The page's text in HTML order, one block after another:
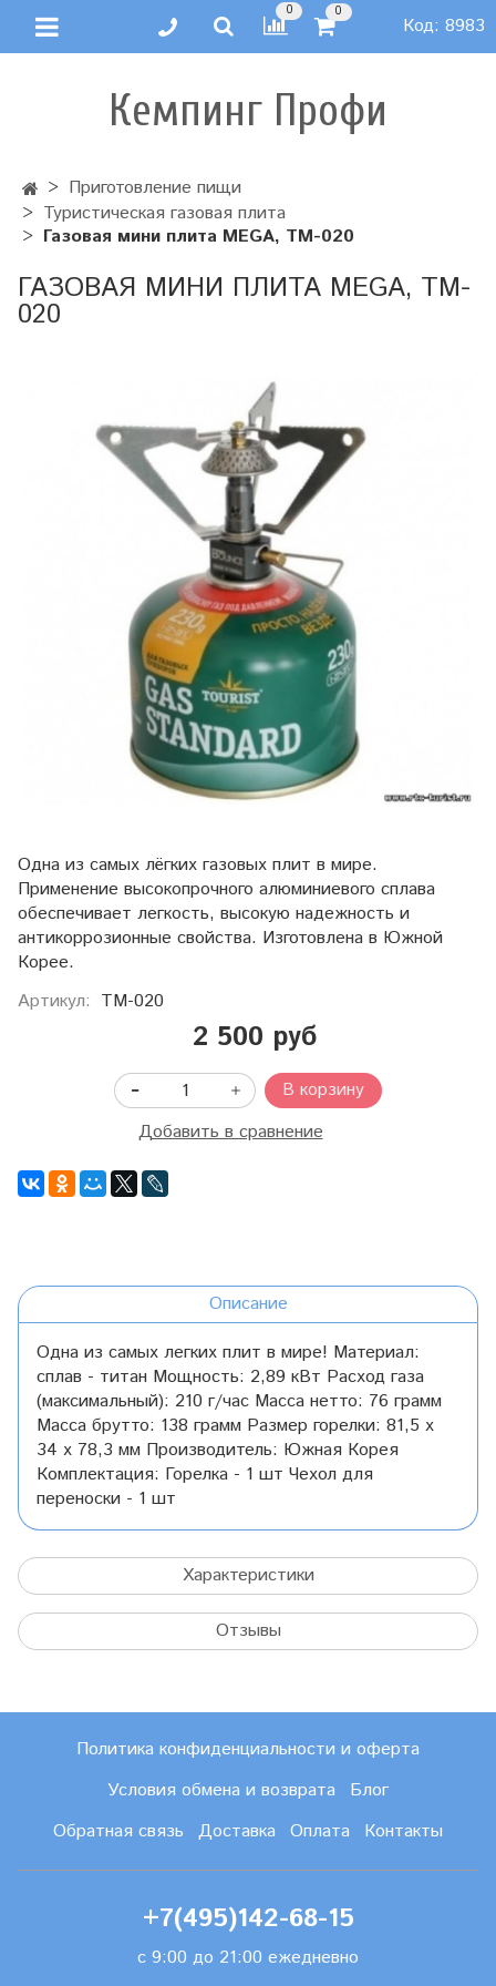
0 0
Код: 8983
Кемпинг Профи
Приготовление пищи
Туристическая газовая плита
Газовая мини плита MEGA, TM-020
ГАЗОВАЯ МИНИ ПЛИТА MEGA, TM-
020
Одна из самых лёгких газовых плит в мире.
Применение высокопрочного алюминиевого сплава
обеспечивает легкость, высокую надежность и
антикоррозионные свойства. Изготовлена в Южной
Корее.
Артикул: TM-020
2 500 руб
В корзину
Добавить в сравнение
Описание
Одна из самых легких плит в мире! Материал:
сплав - титан Мощность: 2,89 кВт Расход газа
(максимальный): 210 г/час Масса нетто: 76 грамм
Масса брутто: 138 грамм Размер горелки: 81,5 х
34 х 78,3 мм Производитель: Южная Корея
Комплектация: Горелка - 1 шт Чехол для
переноски - 1 шт
Характеристики
Отзывы
Политика конфиденциальности и оферта
Условия обмена и возврата
Блог
Обратная связь
Доставка Оплата Контакты
+7(495)142-68-15
с 9:00 до 21:00 ежедневно